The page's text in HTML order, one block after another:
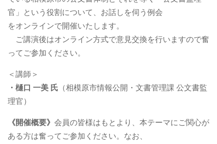
官」という役割について、お話しを伺う例会
をオンラインで開催いたします。
ご講演後はオンライン方式で意見交換を行いますので奮
ってご参加ください。
＜講師＞
・樋口 一美 氏 （相模原市情報公開・文書管理課 公文書監
理官）
《開催概要》 会員の皆様はもとより、本テーマにご関心が
ある方は奮ってご参加ください。なお、